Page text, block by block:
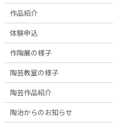
作品紹介
体験申込
作陶展の様子
陶芸教室の様子
陶芸作品紹介
陶治からのお知らせ